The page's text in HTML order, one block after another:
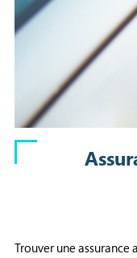
Trouver une